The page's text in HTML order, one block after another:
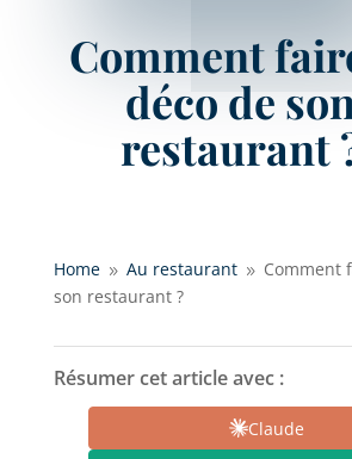
Comment
déco de
restaurant
Home 9 Au restaurant 9 Comment
son restaurant ?
Résumer cet article avec :
Claude